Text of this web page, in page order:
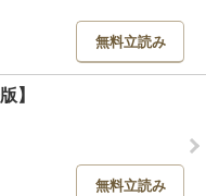
無料立読み
】
無料立読み